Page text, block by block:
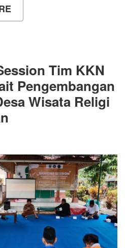
ASESMEN
PROFESI
INSINYURTim KKN
Pengembangan
Wisata Religi